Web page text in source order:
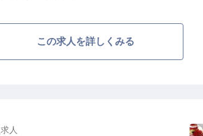
この求人を詳しくみる
求人